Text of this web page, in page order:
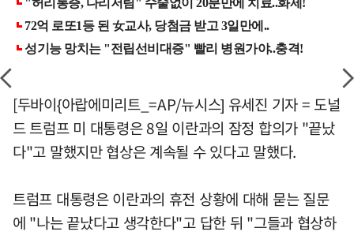
[두바이{아랍에미리트_=AP/뉴시스] 유세진 기자 = 도널
드 트럼프 미 대통령은 8일 이란과의 잠정 합의가 "끝났
다"고 말했지만 협상은 계속될 수 있다고 말했다.
트럼프 대통령은 이란과의 휴전 상황에 대해 묻는 질문
에 "나는 끝났다고 생각한다"고 답한 뒤 "그들과 협상하